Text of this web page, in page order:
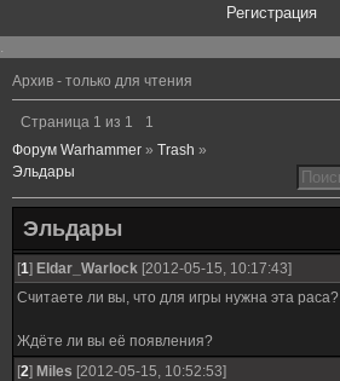
Регистрация
.
Архив - только для чтения
Страница 1 из 1
1
Форум Warhammer » Trash »
Эльдары
Эльдары
[1] Eldar_Warlock [2012-05-15, 10:17:43]
Считаете ли вы, что для игры нужна эта раса?
Ждёте ли вы её появления?
[2] Miles [2012-05-15, 10:52:53]